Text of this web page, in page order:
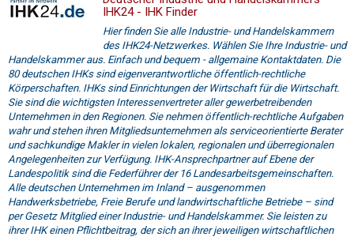
IHK24 - IHK Finder
Hier finden Sie alle Industrie- und Handelskammern
des IHK24-Netzwerkes. Wählen Sie Ihre Industrie- und
Handelskammer aus. Einfach und bequem - allgemaine Kontaktdaten. Die
80 deutschen IHKs sind eigenverantwortliche öffentlich-rechtliche
Körperschaften. IHKs sind Einrichtungen der Wirtschaft für die Wirtschaft.
Sie sind die wichtigsten Interessenvertreter aller gewerbetreibenden
Unternehmen in den Regionen. Sie nehmen öffentlich-rechtliche Aufgaben
wahr und stehen ihren Mitgliedsunternehmen als serviceorientierte Berater
und sachkundige Makler in vielen lokalen, regionalen und überregionalen
Angelegenheiten zur Verfügung. IHK-Ansprechpartner auf Ebene der
Landespolitik sind die Federführer der 16 Landesarbeitsgemeinschaften.
Alle deutschen Unternehmen im Inland – ausgenommen
Handwerksbetriebe, Freie Berufe und landwirtschaftliche Betriebe – sind
per Gesetz Mitglied einer Industrie- und Handelskammer. Sie leisten zu
ihrer IHK einen Pflichtbeitrag, der sich an ihrer jeweiligen wirtschaftlichen